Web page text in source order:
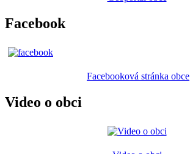
Facebook
Facebooková stránka obce
Video o obci